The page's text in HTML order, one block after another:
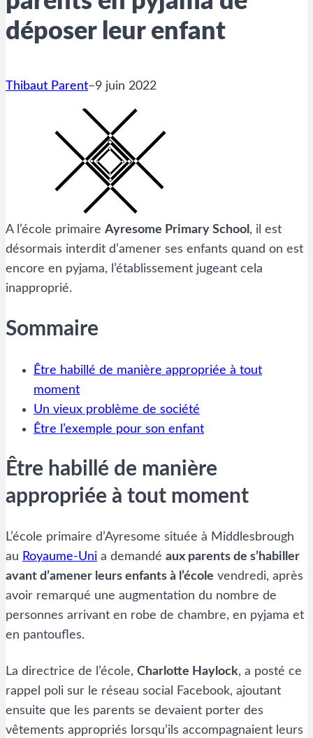
déposer leur enfant
Thibaut Parent–9 juin 2022
A l’école primaire Ayresome Primary School , il est
désormais interdit d’amener ses enfants quand on est
encore en pyjama, l’établissement jugeant cela
inapproprié.
Sommaire
Être habillé de manière appropriée à tout
moment
Un vieux problème de société
Être l’exemple pour son enfant
Être habillé de manière
appropriée à tout moment
L’école primaire d’Ayresome située à Middlesbrough
au Royaume-Uni a demandé aux parents de s’habiller
avant d’amener leurs enfants à l’école vendredi, après
avoir remarqué une augmentation du nombre de
personnes arrivant en robe de chambre, en pyjama et
en pantoufles.
La directrice de l’école, Charlotte Haylock, a posté ce
rappel poli sur le réseau social Facebook, ajoutant
ensuite que les parents se devaient porter des
vêtements appropriés lorsqu’ils accompagnaient leurs